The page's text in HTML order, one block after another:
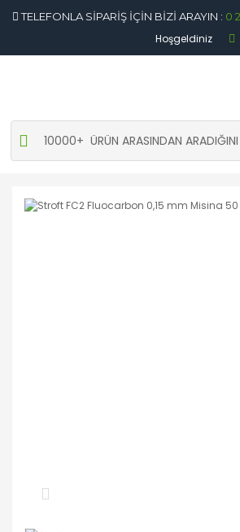
TELEFONLA SİPARİŞ İÇİN BİZİ ARAYIN : 0
Hoşgeldiniz